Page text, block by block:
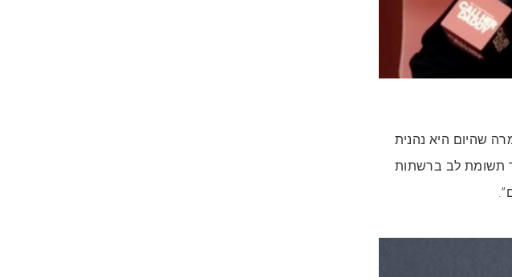
שהיום היא נהנית
תשומת לב ברשתות